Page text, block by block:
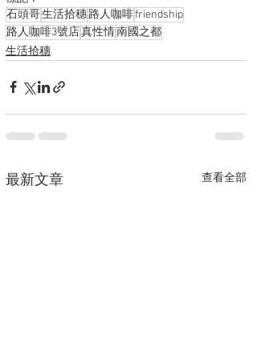
石頭哥生活拾穗路人咖啡friendship
路人咖啡3號店真性情南國之都
生活拾穗
最新文章 查看全部